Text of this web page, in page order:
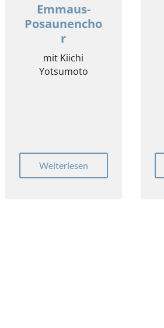
Emmaus-
Posaunencho
r
mit Kiichi
Yotsumoto
Weiterlesen